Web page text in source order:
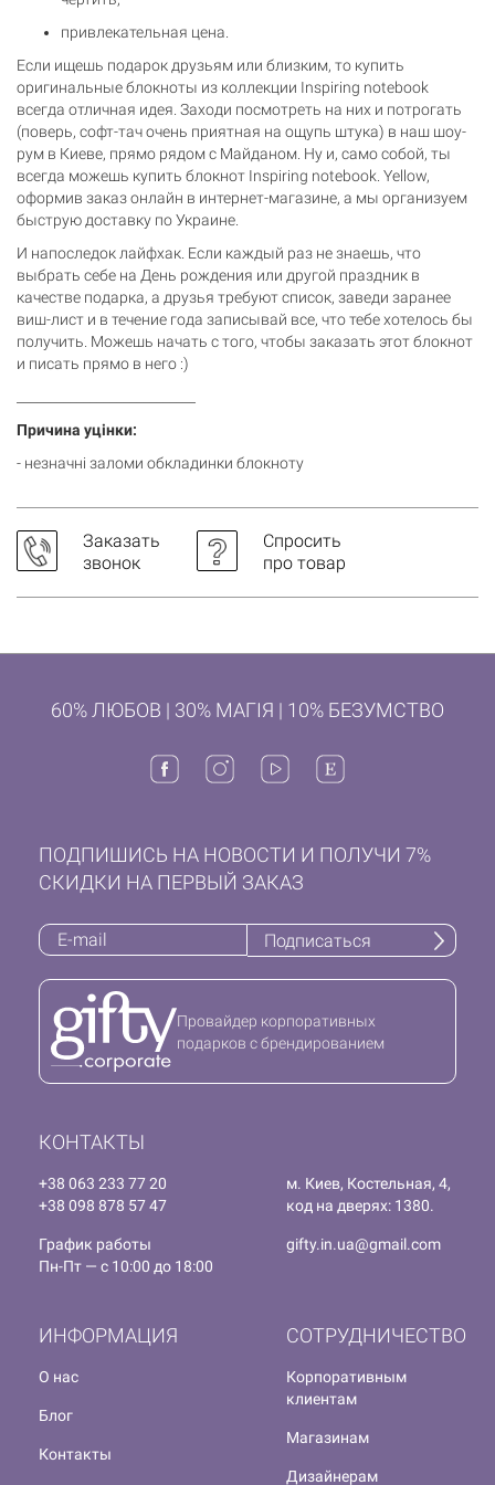
привлекательная цена.
Если ищешь подарок друзьям или близким, то купить
оригинальные блокноты из коллекции Inspiring notebook
всегда отличная идея. Заходи посмотреть на них и потрогать
(поверь, софт-тач очень приятная на ощупь штука) в наш шоу-
рум в Киеве, прямо рядом с Майданом. Ну и, само собой, ты
всегда можешь купить блокнот Inspiring notebook. Yellow,
оформив заказ онлайн в интернет-магазине, а мы организуем
быструю доставку по Украине.
И напоследок лайфхак. Если каждый раз не знаешь, что
выбрать себе на День рождения или другой праздник в
качестве подарка, а друзья требуют список, заведи заранее
виш-лист и в течение года записывай все, что тебе хотелось бы
получить. Можешь начать с того, чтобы заказать этот блокнот
и писать прямо в него :)
Причина уцінки:
- незначні заломи обкладинки блокноту
Заказать
звонок
Спросить
про товар
60% ЛЮБОВ | 30% МАГІЯ | 10% БЕЗУМСТВО
КОНТАКТЫ
+38 063 233 77 20
+38 098 878 57 47
м. Киев, Костельная, 4,
код на дверях: 1380.
График работы
Пн-Пт — с 10:00 до 18:00
gifty.in.ua@gmail.com
СОТРУДНИЧЕСТВО
Корпоративным
клиентам
Магазинам
Дизайнерам
ИНФОРМАЦИЯ
О нас
Блог
Контакты
ПОДПИШИСЬ НА НОВОСТИ И ПОЛУЧИ 7%
СКИДКИ НА ПЕРВЫЙ ЗАКАЗ
Подписаться
Провайдер корпоративных
подарков с брендированием